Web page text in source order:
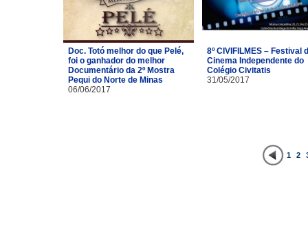
Doc. Totó melhor do que Pelé,
foi o ganhador do melhor
Documentário da 2º Mostra
Pequi do Norte de Minas
06/06/2017
8º CIVIFILMES – Festival
Cinema Independente do
Colégio Civitatis
31/05/2017
1 2